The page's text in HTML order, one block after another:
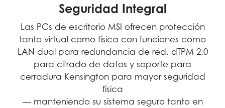
Seguridad Integral
Las PCs de escritorio MSI ofrecen protección
tanto virtual como física con funciones como
LAN dual para redundancia de red, dTPM 2.0
para cifrado de datos y soporte para
cerradura Kensington para mayor seguridad
física
— manteniendo su sistema seguro tanto en